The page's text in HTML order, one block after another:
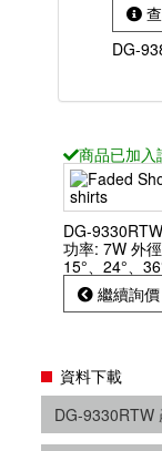
DG-
商品已加入
DG-9330RTW
功率: 7W 外
15°、24°、
繼續詢價
資料下載
DG-9330RTW